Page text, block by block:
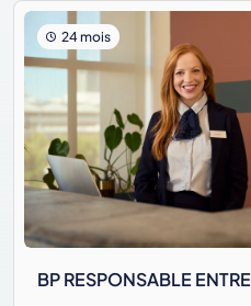
24 mois
BP RESPONSABLE